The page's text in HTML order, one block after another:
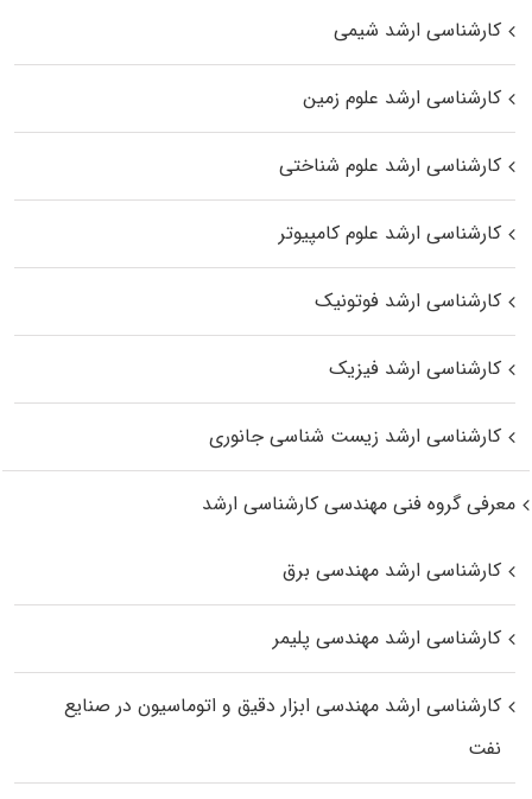
کارشناسی ارشد شیمی
کارشناسی ارشد علوم زمین
کارشناسی ارشد علوم شناختی
کارشناسی ارشد علوم کامپیوتر
کارشناسی ارشد فوتونیک
کارشناسی ارشد فیزیک
کارشناسی ارشد زیست‌ شناسی جانوری
معرفی گروه فنی مهندسی کارشناسی ارشد
کارشناسی ارشد مهندسی برق
کارشناسی ارشد مهندسی پلیمر
کارشناسی ارشد مهندسی ابزار دقیق و اتوماسیون در صنایع
نفت